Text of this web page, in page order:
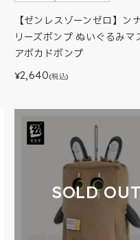
【ゼンレスゾーンゼロ】ン
リーズボンプ ぬいぐるみマ
アボカドボンプ
¥2,640(税込)
SOLD